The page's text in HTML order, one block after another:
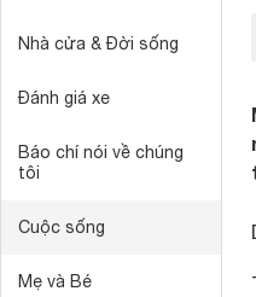
Nhà cửa & Đời sống
Đánh giá xe
Báo chí nói về chúng
tôi
Cuộc sống
Mẹ và Bé